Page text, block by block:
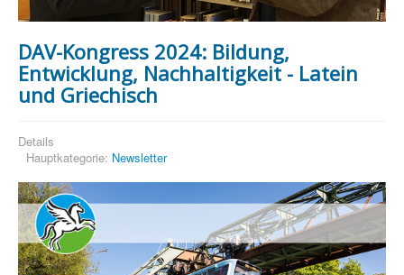
DAV-Kongress 2024: Bildung,
Entwicklung, Nachhaltigkeit - Latein
und Griechisch
Details
Hauptkategorie: Newsletter